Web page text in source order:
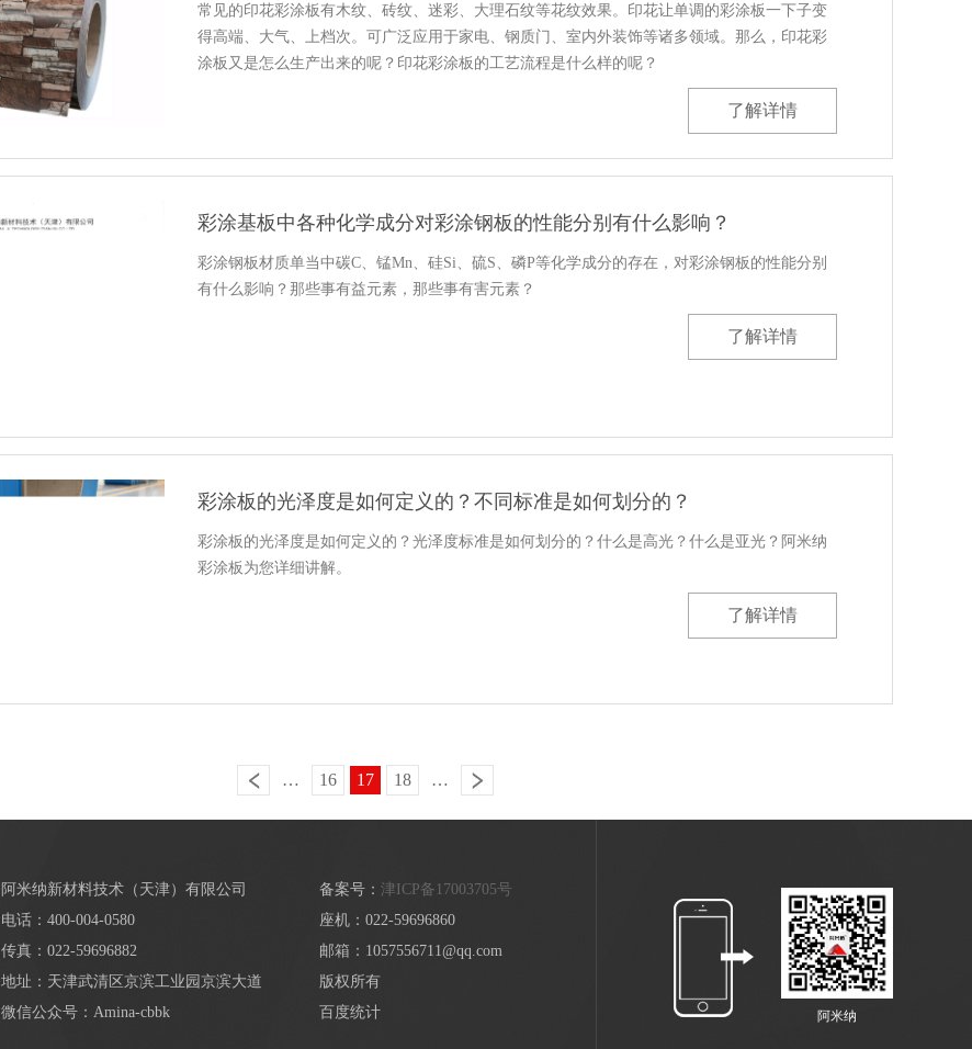
常见的印花彩涂板有木纹、砖纹、迷彩、大理石纹等花纹效果。印花让单调的彩涂板一下子变
得高端、大气、上档次。可广泛应用于家电、钢质门、室内外装饰等诸多领域。那么，印花彩
涂板又是怎么生产出来的呢？印花彩涂板的工艺流程是什么样的呢？
了解详情
彩涂基板中各种化学成分对彩涂钢板的性能分别有什么影响？
彩涂钢板材质单当中碳C、锰Mn、硅Si、硫S、磷P等化学成分的存在，对彩涂钢板的性能分别
有什么影响？那些事有益元素，那些事有害元素？
了解详情
彩涂板的光泽度是如何定义的？不同标准是如何划分的？
彩涂板的光泽度是如何定义的？光泽度标准是如何划分的？什么是高光？什么是亚光？阿米纳
彩涂板为您详细讲解。
了解详情
… 16 17 18 …
阿米纳新材料技术（天津）有限公司 备案号： 津ICP备17003705号
电话：400-004-0580
座机：022-59696860
传真：022-59696882
邮箱：1057556711@qq.com
地址：天津武清区京滨工业园京滨大道
版权所有
微信公众号：Amina-cbbk
百度统计 阿米纳